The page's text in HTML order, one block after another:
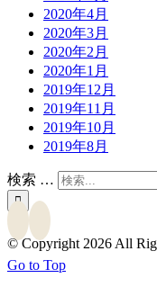
2020年4月
2020年3月
2020年2月
2020年1月
2019年12月
2019年11月
2019年10月
2019年8月
検索 …
© Copyright 2026 All
Go to Top